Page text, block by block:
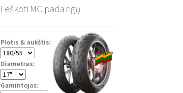
Leškoti MC padangų
Plotis & aukštis:
Diametras:
Gamintojas: